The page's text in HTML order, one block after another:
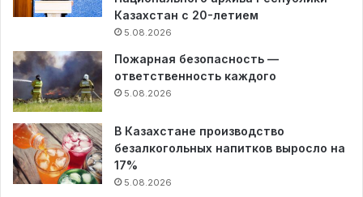
Казахстан с 20-летием
5.08.2026
Пожарная безопасность —
ответственность каждого
5.08.2026
В Казахстане производство
безалкогольных напитков выросло на
17%
5.08.2026